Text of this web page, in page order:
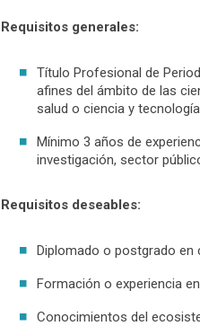
Requisitos generales:
Título Profesional de
afines del ámbito de las
salud o ciencia y
Mínimo 3 años de
investigación, sector
Requisitos deseables:
Diplomado o postgrado en
Formación o experiencia
Conocimientos del